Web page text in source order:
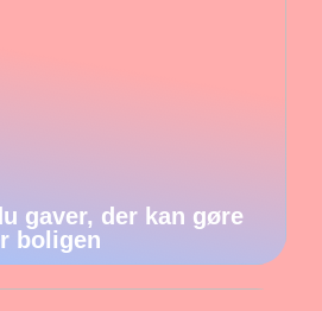
gaver, der kan gøre
boligen